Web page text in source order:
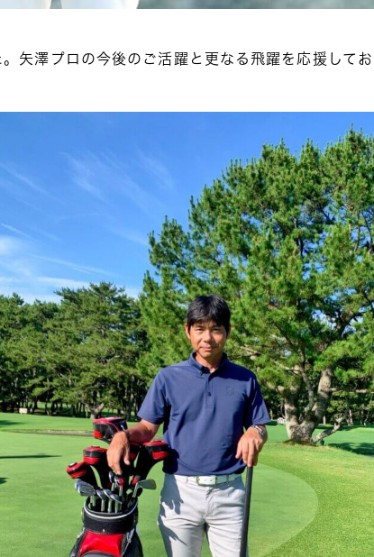
矢澤プロの今後のご活躍と更なる飛躍を応援して